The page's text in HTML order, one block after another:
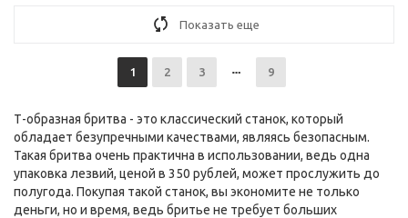
Показать еще
1 2 3 9
Т-образная бритва - это классический станок, который
обладает безупречными качествами, являясь безопасным.
Такая бритва очень практична в использовании, ведь одна
упаковка лезвий, ценой в 350 рублей, может прослужить до
полугода. Покупая такой станок, вы экономите не только
деньги, но и время, ведь бритье не требует больших